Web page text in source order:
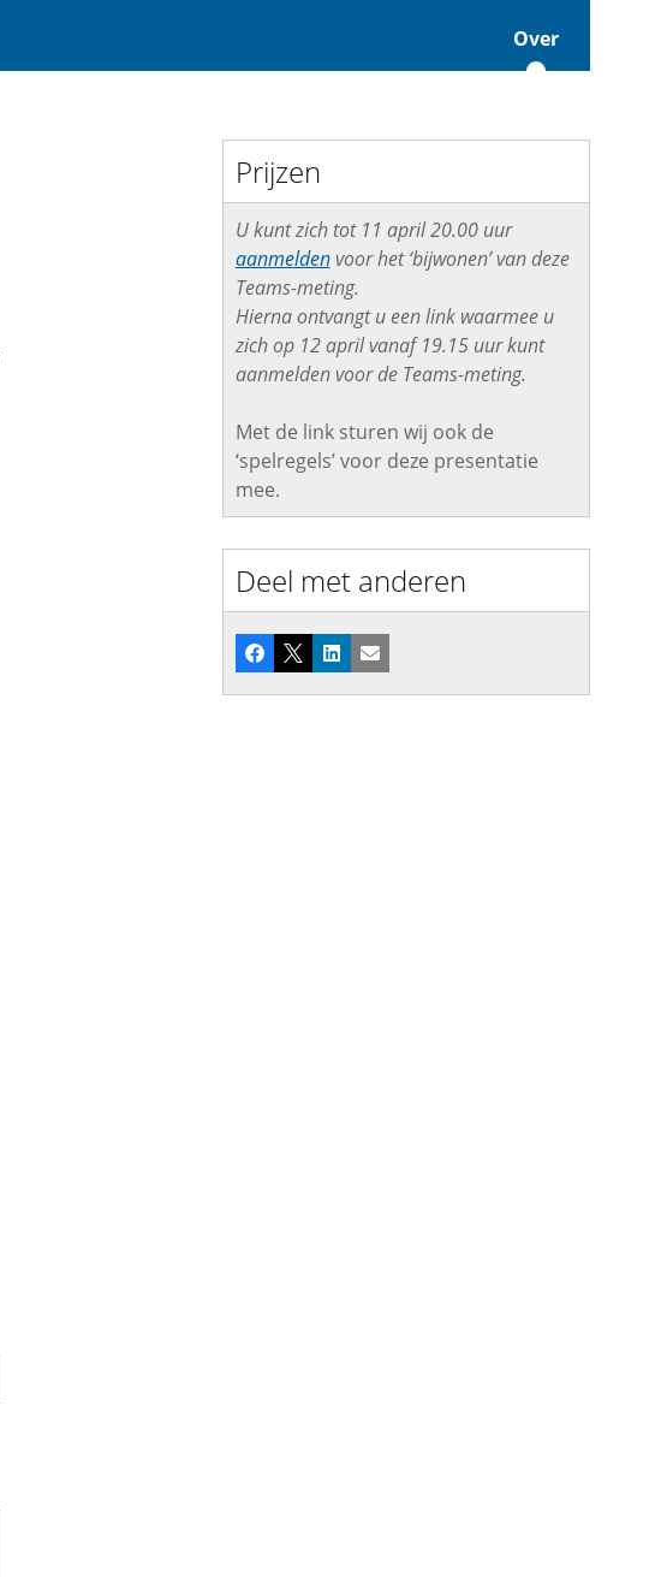
Over
Prijzen
U kunt zich tot 11 april 20.00 uur
aanmeldenvoor het ‘bijwonen’ van deze
Teams-meting.
Hierna ontvangt u een link waarmee u
zich op 12 april vanaf 19.15 uur kunt
aanmelden voor de Teams-meting.
Met de link sturen wij ook de
‘spelregels’ voor deze presentatie
mee.
Deel met anderen
Facebook
X LinkedInE-mail